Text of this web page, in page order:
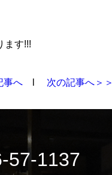
ます!!!
事へl 次の記事へ＞＞
1137